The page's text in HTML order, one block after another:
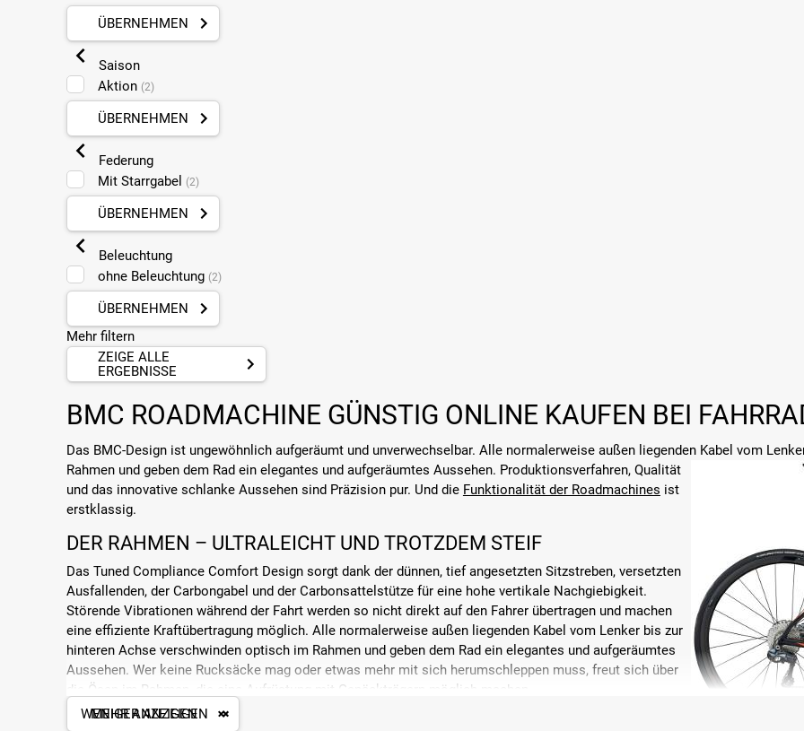
ÜBERNEHMEN
Saison
Aktion (2)
ÜBERNEHMEN
Federung
Mit Starrgabel
(2)
ÜBERNEHMEN
Beleuchtung
ohne Beleuchtung (2)
ÜBERNEHMEN
Mehr filtern
ZEIGE ALLE
ERGEBNISSE
BMC ROADMACHINE GÜNSTIG ONLINE KAUFEN BEI
Das BMC-Design ist ungewöhnlich aufgeräumt und unverwechselbar. Alle normalerweise außen liegenden Kabel vom
Rahmen und geben dem Rad ein elegantes und aufgeräumtes Aussehen. Produktionsverfahren, Qualität
und das innovative schlanke Aussehen sind Präzision pur. Und die Funktionalität der Roadmachines ist
erstklassig.
DER RAHMEN – ULTRALEICHT UND TROTZDEM STEIF
Das Tuned Compliance Comfort Design sorgt dank der dünnen, tief angesetzten Sitzstreben, versetzten
Ausfallenden, der Carbongabel und der Carbonsattelstütze für eine hohe vertikale Nachgiebigkeit.
Störende Vibrationen während der Fahrt werden so nicht direkt auf den Fahrer übertragen und machen
eine effiziente Kraftübertragung möglich. Alle normalerweise außen liegenden Kabel vom Lenker bis zur
hinteren Achse verschwinden optisch im Rahmen und geben dem Rad ein elegantes und aufgeräumtes
Aussehen. Wer keine Rucksäcke mag oder etwas mehr mit sich herumschleppen muss, freut sich über
die Ösen im Rahmen, die eine Aufrüstung mit Gepäckträgern möglich machen.
DIE AUSSTATTUNG – HOCHWERTIG UND VERLÄSSLICH
MEHR ANZEIGEN
WENIGER ANZEIGEN